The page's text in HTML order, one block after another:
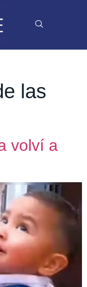
las
volví a